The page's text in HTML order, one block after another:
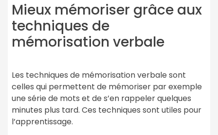
Mieux mémoriser grâce aux
techniques de
mémorisation verbale
Les techniques de mémorisation verbale sont
celles qui permettent de mémoriser par exemple
une série de mots et de s’en rappeler quelques
minutes plus tard. Ces techniques sont utiles pour
l’apprentissage.